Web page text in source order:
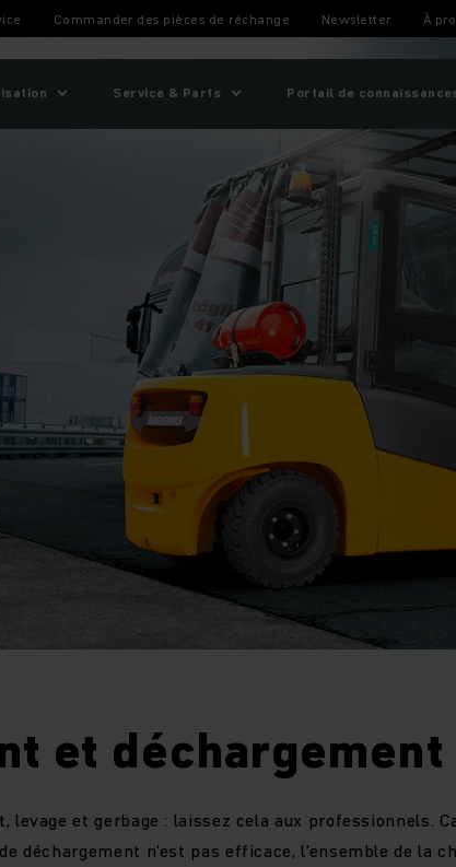
Commander des pièces de réchange Newsletter À
Service & Parts Portail de
et déchargement
levage et gerbage : laissez cela aux professionnels.
déchargement n'est pas efficace, l’ensemble de la